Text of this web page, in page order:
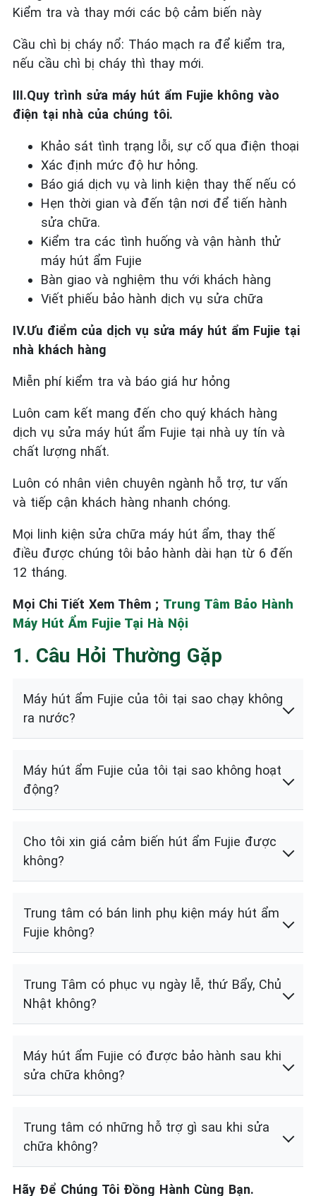
Kiểm tra và thay mới các bộ cảm biến này
Cầu chì bị cháy nổ: Tháo mạch ra để kiểm tra,
nếu cầu chì bị cháy thì thay mới.
III.Quy trình sửa máy hút ẩm Fujie không vào
điện tại nhà của chúng tôi.
Khảo sát tình trạng lỗi, sự cố qua điện thoại
Xác định mức độ hư hỏng.
Báo giá dịch vụ và linh kiện thay thế nếu có
Hẹn thời gian và đến tận nơi để tiến hành
sửa chữa.
Kiểm tra các tình huống và vận hành thử
máy hút ẩm Fujie
Bàn giao và nghiệm thu với khách hàng
Viết phiếu bảo hành dịch vụ sửa chữa
IV.Ưu điểm của dịch vụ sửa máy hút ẩm Fujie tại
nhà khách hàng
Miễn phí kiểm tra và báo giá hư hỏng
Luôn cam kết mang đến cho quý khách hàng
dịch vụ sửa máy hút ẩm Fujie tại nhà uy tín và
chất lượng nhất.
Luôn có nhân viên chuyên ngành hỗ trợ, tư vấn
và tiếp cận khách hàng nhanh chóng.
Mọi linh kiện sửa chữa máy hút ẩm, thay thế
điều được chúng tôi bảo hành dài hạn từ 6 đến
12 tháng.
Mọi Chi Tiết Xem Thêm ; Trung Tâm Bảo Hành
Máy Hút Ẩm Fujie Tại Hà Nội
1. Câu Hỏi Thường Gặp
Máy hút ẩm Fujie của tôi tại sao chạy không
ra nước?
Máy hút ẩm Fujie của tôi tại sao không hoạt
động?
Cho tôi xin giá cảm biến hút ẩm Fujie được
không?
Trung tâm có bán linh phụ kiện máy hút ẩm
Fujie không?
Trung Tâm có phục vụ ngày lễ, thứ Bẩy, Chủ
Nhật không?
Máy hút ẩm Fujie có được bảo hành sau khi
sửa chữa không?
Trung tâm có những hỗ trợ gì sau khi sửa
chữa không?
Hãy Để Chúng Tôi Đồng Hành Cùng Bạn.